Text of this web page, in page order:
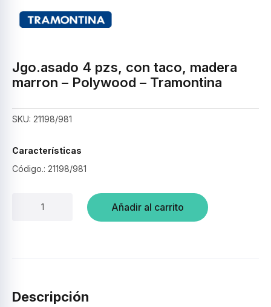
Jgo.asado 4 pzs, con taco, madera
marron – Polywood – Tramontina
SKU: 21198/981
Características
Código.: 21198/981
Polywood
Añadir al carrito
Descripción